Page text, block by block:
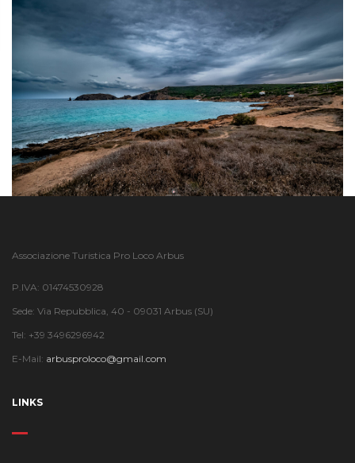
Associazione Turistica Pro Loco Arbus
P.IVA: 01474530928
Sede: Via Repubblica, 40 - 09031 Arbus (SU)
Tel: +39 3496296942
E-Mail: arbusproloco@gmail.com
LINKS